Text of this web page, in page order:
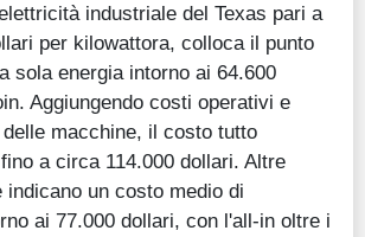
industriale del Texas pari a
per kilowattora, colloca il punto
sola energia intorno ai 64.600
Aggiungendo costi operativi e
macchine, il costo tutto
a circa 114.000 dollari. Altre
un costo medio di
ai 77.000 dollari, con l'all-in oltre i